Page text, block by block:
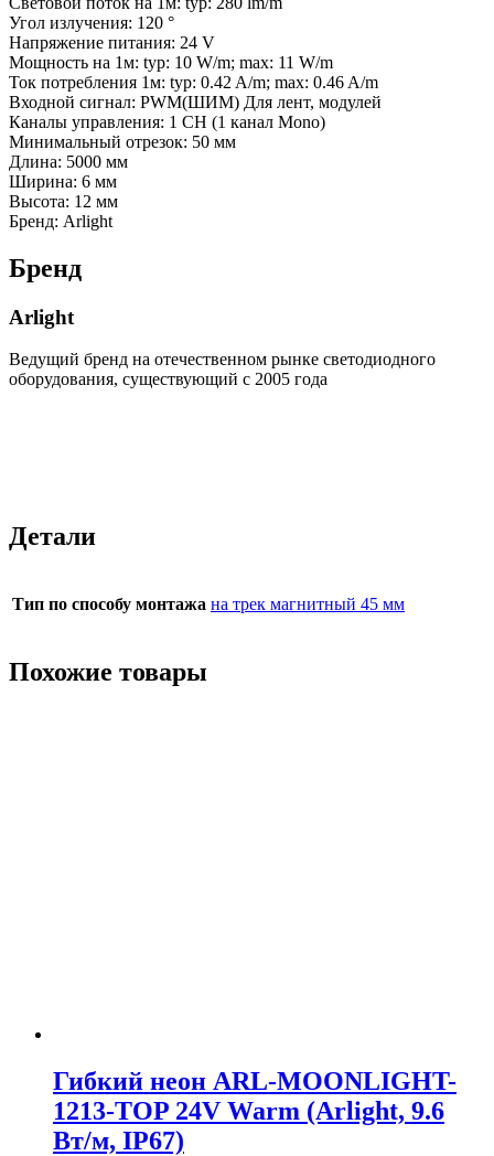
Угол излучения: 120 °
Напряжение питания: 24 V
Мощность на 1м: typ: 10 W/m; max: 11 W/m
Ток потребления 1м: typ: 0.42 A/m; max: 0.46 A/m
Входной сигнал: PWM(ШИМ) Для лент, модулей
Каналы управления: 1 CH (1 канал Mono)
Минимальный отрезок: 50 мм
Длина: 5000 мм
Ширина: 6 мм
Высота: 12 мм
Бренд: Arlight
Бренд
Arlight
Ведущий бренд на отечественном рынке светодиодного
оборудования, существующий с 2005 года
Детали
Тип по способу монтажа на трек магнитный 45 мм
Похожие товары
Гибкий неон ARL-MOONLIGHT-
1213-TOP 24V Warm (Arlight, 9.6
Вт/м, IP67)